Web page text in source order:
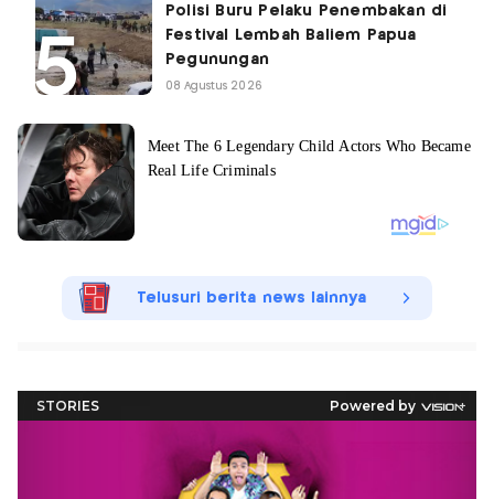
Polisi Buru Pelaku Penembakan di
Festival Lembah Baliem Papua
Pegunungan
08 Agustus 2026
Telusuri berita news lainnya